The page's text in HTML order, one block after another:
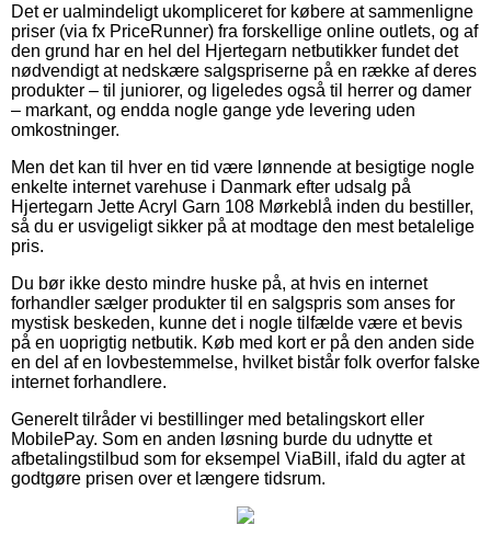
Det er ualmindeligt ukompliceret for købere at sammenligne
priser (via fx PriceRunner) fra forskellige online outlets, og af
den grund har en hel del Hjertegarn netbutikker fundet det
nødvendigt at nedskære salgspriserne på en række af deres
produkter – til juniorer, og ligeledes også til herrer og damer
– markant, og endda nogle gange yde levering uden
omkostninger.
Men det kan til hver en tid være lønnende at besigtige nogle
enkelte internet varehuse i Danmark efter udsalg på
Hjertegarn Jette Acryl Garn 108 Mørkeblå inden du bestiller,
så du er usvigeligt sikker på at modtage den mest betalelige
pris.
Du bør ikke desto mindre huske på, at hvis en internet
forhandler sælger produkter til en salgspris som anses for
mystisk beskeden, kunne det i nogle tilfælde være et bevis
på en uoprigtig netbutik. Køb med kort er på den anden side
en del af en lovbestemmelse, hvilket bistår folk overfor falske
internet forhandlere.
Generelt tilråder vi bestillinger med betalingskort eller
MobilePay. Som en anden løsning burde du udnytte et
afbetalingstilbud som for eksempel ViaBill, ifald du agter at
godtgøre prisen over et længere tidsrum.